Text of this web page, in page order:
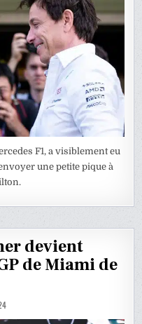
F1, a visiblement eu
une petite pique à
devient
de Miami de